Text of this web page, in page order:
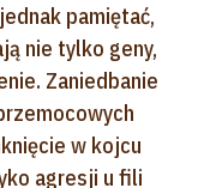
pamiętać,
nie tylko geny,
Zaniedbanie
w kojcu
agresji u fili